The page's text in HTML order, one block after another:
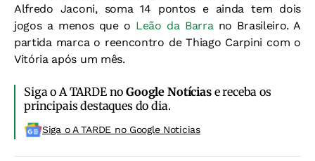
Alfredo Jaconi, soma 14 pontos e ainda tem dois
jogos a menos que o Leão da Barrano Brasileiro. A
partida marca o reencontro de Thiago Carpini com o
Vitória após um mês.
Siga o A TARDE noGoogle Notíciase receba os
principais destaques do dia.
Siga o A TARDE no Google Noticias